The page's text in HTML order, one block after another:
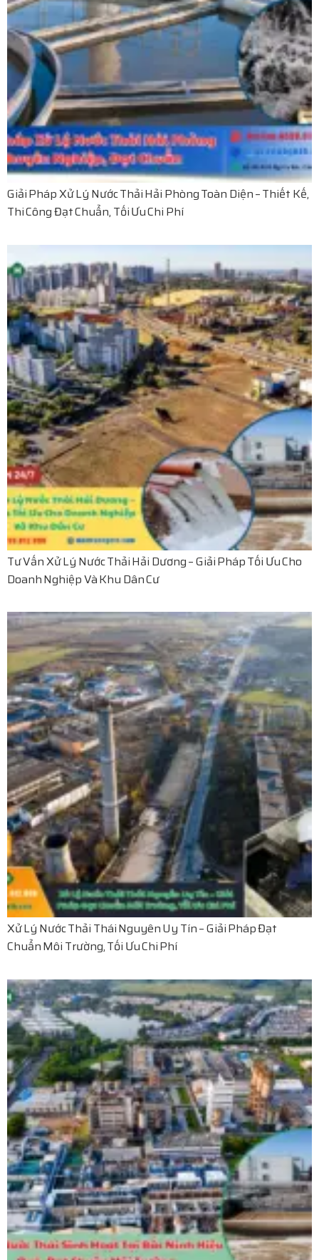
Giải Pháp Xử Lý Nước Thải Hải Phòng Toàn Diện – Thiết Kế,
Thi Công Đạt Chuẩn, Tối Ưu Chi Phí
Tư Vấn Xử Lý Nước Thải Hải Dương – Giải Pháp Tối Ưu Cho
Doanh Nghiệp Và Khu Dân Cư
Xử Lý Nước Thải Thái Nguyên Uy Tín – Giải Pháp Đạt
Chuẩn Môi Trường, Tối Ưu Chi Phí